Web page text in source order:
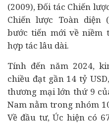
(2009), Đối tác Chiến
Chiến lược Toàn diện
bước tiến mới về niềm
hợp tác lâu dài.
Tính đến năm 2024,
chiều đạt gần 14 tỷ
thương mại lớn thứ 9
Nam nằm trong nhóm
Về đầu tư, Úc hiện có